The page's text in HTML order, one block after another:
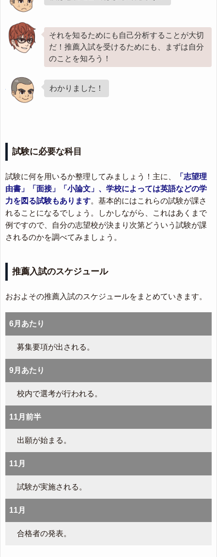
それを知るためにも自己分析することが大切
だ！推薦入試を受けるためにも、まずは自分
のことを知ろう！
わかりました！
試験に必要な科目
試験に何を用いるか整理してみましょう！主に、
「志望理
由書」「面接」「小論文」、学校によっては英語などの学
力を図る試験もあります。基本的にはこれらの試験が課さ
れることになるでしょう。しかしながら、これはあくまで
例ですので、自分の志望校が決まり次第どういう試験が課
されるのかを調べてみましょう。
推薦入試のスケジュール
おおよその推薦入試のスケジュールをまとめていきます。
6月あたり
募集要項が出される。
9月あたり
校内で選考が行われる。
11月前半
出願が始まる。
11月
試験が実施される。
11月
合格者の発表。